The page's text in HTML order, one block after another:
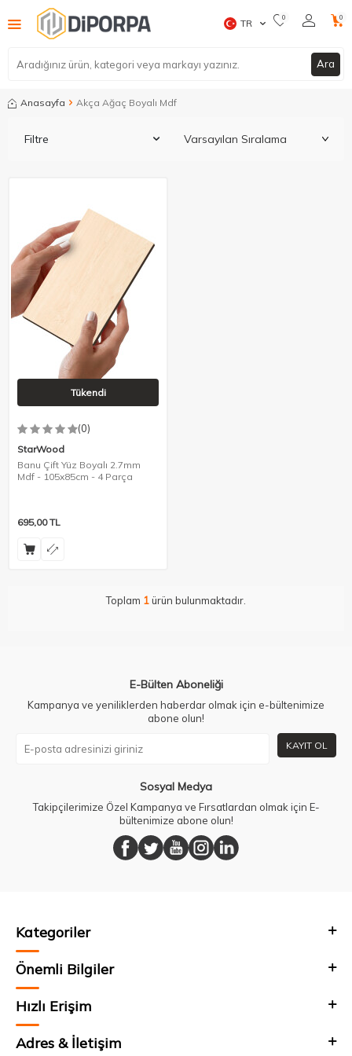
Ara
TR 0 0
Anasayfa Akça Ağaç Boyalı Mdf
Filtre
Tükendi
(0)
StarWood
Banu Çift Yüz Boyalı 2.7mm
Mdf - 105x85cm - 4 Parça
695,00TL
Toplam 1ürün bulunmaktadır.
E-Bülten Aboneliği
Kampanya ve yeniliklerden haberdar olmak için e-bültenimize
abone olun!
KAYIT OL
Sosyal Medya
Takipçilerimize Özel Kampanya ve Fırsatlardan olmak için E-
bültenimize abone olun!
Kategoriler
Önemli Bilgiler
Hızlı Erişim
Adres & İletişim